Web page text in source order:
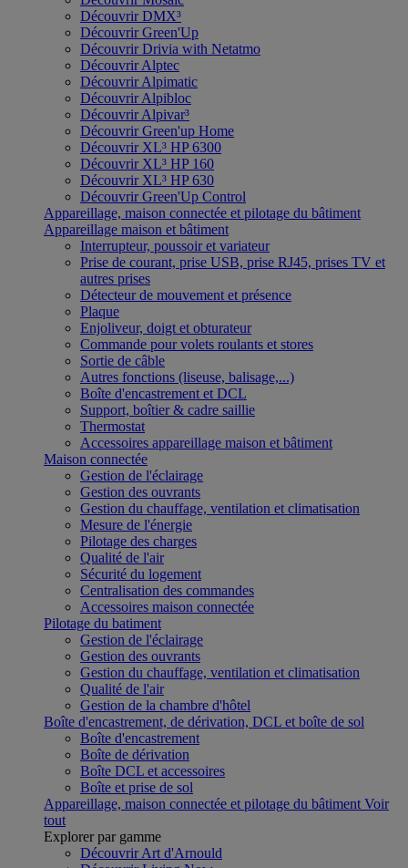
Découvrir DMX³
Découvrir Green'Up
Découvrir Drivia with Netatmo
Découvrir Alptec
Découvrir Alpimatic
Découvrir Alpibloc
Découvrir Alpivar³
Découvrir Green'up Home
Découvrir XL³ HP 6300
Découvrir XL³ HP 160
Découvrir XL³ HP 630
Découvrir Green'Up Control
Appareillage, maison connectée et pilotage du bâtiment
Appareillage maison et bâtiment
Interrupteur, poussoir et variateur
Prise de courant, prise USB, prise RJ45, prises TV et
autres prises
Détecteur de mouvement et présence
Plaque
Enjoliveur, doigt et obturateur
Commande pour volets roulants et stores
Sortie de câble
Autres fonctions (liseuse, balisage,...)
Boîte d'encastrement et DCL
Support, boîtier & cadre saillie
Thermostat
Accessoires appareillage maison et bâtiment
Maison connectée
Gestion de l'éclairage
Gestion des ouvrants
Gestion du chauffage, ventilation et climatisation
Mesure de l'énergie
Pilotage des charges
Qualité de l'air
Sécurité du logement
Centralisation des commandes
Accessoires maison connectée
Pilotage du batiment
Gestion de l'éclairage
Gestion des ouvrants
Gestion du chauffage, ventilation et climatisation
Qualité de l'air
Gestion de la chambre d'hôtel
Boîte d'encastrement, de dérivation, DCL et boîte de sol
Boîte d'encastrement
Boîte de dérivation
Boîte DCL et accessoires
Boîte et prise de sol
Appareillage, maison connectée et pilotage du bâtiment Voir
tout
Explorer par gamme
Découvrir Art d'Arnould